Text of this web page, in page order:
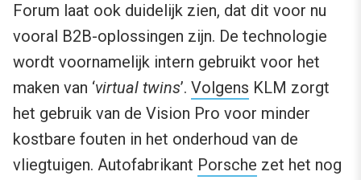
Forum laat ook duidelijk zien, dat dit voor nu
vooral B2B-oplossingen zijn. De technologie
wordt voornamelijk intern gebruikt voor het
maken van ‘virtual twins’. Volgens KLM zorgt
het gebruik van de Vision Pro voor minder
kostbare fouten in het onderhoud van de
vliegtuigen. Autofabrikant Porsche zet het nog